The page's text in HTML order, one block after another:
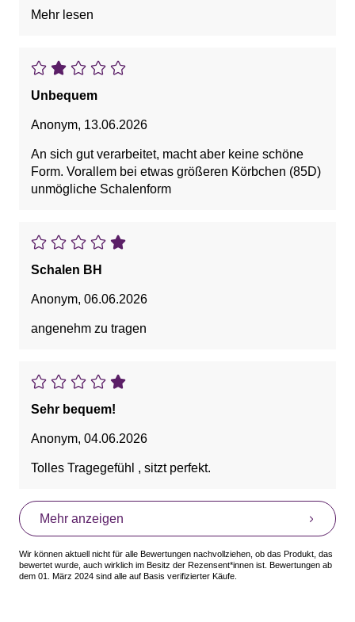
Leider gibt es diesen Bh nicht in 65. Schade.
Mehr lesen
Unbequem
Anonym, 13.06.2026
An sich gut verarbeitet, macht aber keine schöne
Form. Vorallem bei etwas größeren Körbchen (85D)
unmögliche Schalenform
Schalen BH
Anonym, 06.06.2026
angenehm zu tragen
Sehr bequem!
Anonym, 04.06.2026
Tolles Tragegefühl , sitzt perfekt.
Mehr anzeigen
Wir können aktuell nicht für alle Bewertungen nachvollziehen, ob das Produkt, das
bewertet wurde, auch wirklich im Besitz der Rezensent*innen ist. Bewertungen ab
dem 01. März 2024 sind alle auf Basis verifizierter Käufe.